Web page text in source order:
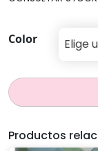
Color
Productos